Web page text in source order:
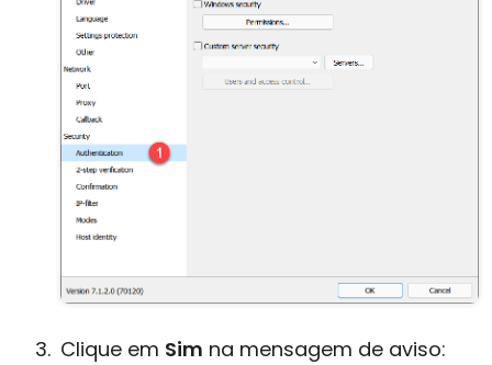
Clique em Sim na mensagem de aviso: